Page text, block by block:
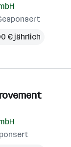
€ jährlich